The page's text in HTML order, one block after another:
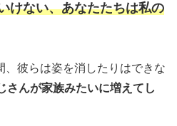
けない、あなたたちは私の
、彼らは姿を消したりはできな
さんが家族みたいに増えてし